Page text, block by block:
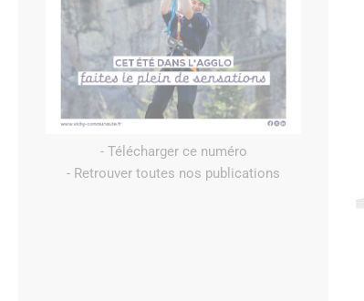
- Télécharger ce numéro
- Retrouver toutes nos publications